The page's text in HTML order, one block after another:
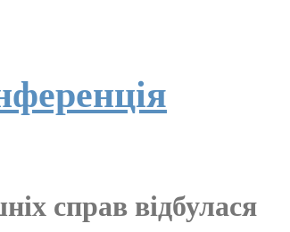
справ відбулася